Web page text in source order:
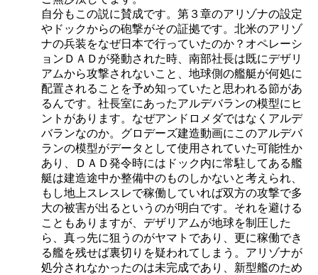
自分もこの説に賛成です。第３章のアリゾナの設定
やドックからの砲撃がその証拠です。北米のアリゾ
ナの兵装をなぜ日本で行っていたのか？オペレーシ
ョンＤＡＤが発動された時、南部社長は既にデザリ
アムから攻撃されないこと、地球側の艦艇が何処に
配置されることを予め知っていたと思われる節があ
るんです。社長室にあったアルデバランの模型にヒ
ントがあります。なぜアンドロメダではなくアルデ
バランなのか。グロデーズ建造動画にこのアルデバ
ランの模型がデータとして使用されていた可能性か
あり、ＤＡＤ発令時にはドック内に常駐してある艦
艇は建造途中か整備中のものしかないと考えられ、
もし地上スレスレで稼働していれば双方の攻撃で多
大の被害が出るというのが明白です。それを避ける
こともありますが、デザリアムが地球を制圧した
ら、真っ先に狙うのがヤマトであり、更に稼働でき
る艦を残せば裏切りを疑われてしまう。アリゾナが
処分されなかったのは未完成であり、新型艦のため